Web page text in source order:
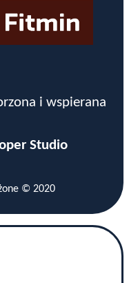
i wspierana
Studio
© 2020